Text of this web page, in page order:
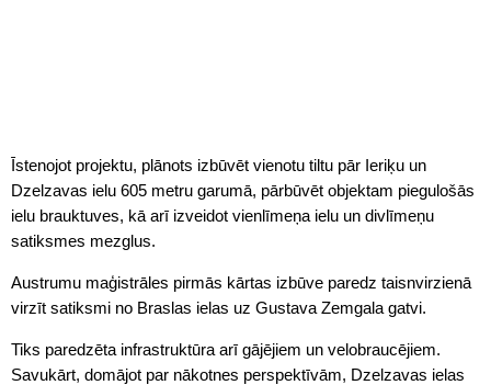
Īstenojot projektu, plānots izbūvēt vienotu tiltu pār Ieriķu un
Dzelzavas ielu 605 metru garumā, pārbūvēt objektam piegulošās
ielu brauktuves, kā arī izveidot vienlīmeņa ielu un divlīmeņu
satiksmes mezglus.
Austrumu maģistrāles pirmās kārtas izbūve paredz taisnvirzienā
virzīt satiksmi no Braslas ielas uz Gustava Zemgala gatvi.
Tiks paredzēta infrastruktūra arī gājējiem un velobraucējiem.
Savukārt, domājot par nākotnes perspektīvām, Dzelzavas ielas